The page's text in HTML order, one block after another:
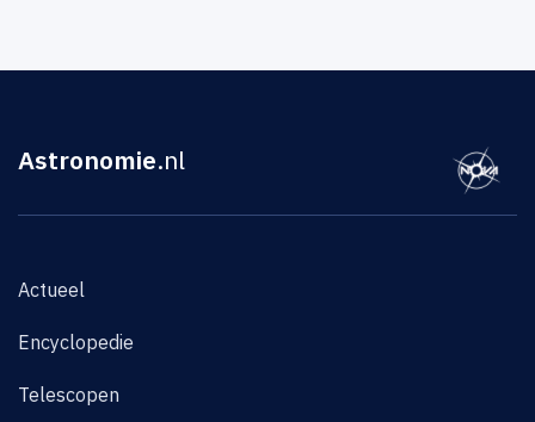
Astronomie.nl
Actueel
Encyclopedie
Telescopen